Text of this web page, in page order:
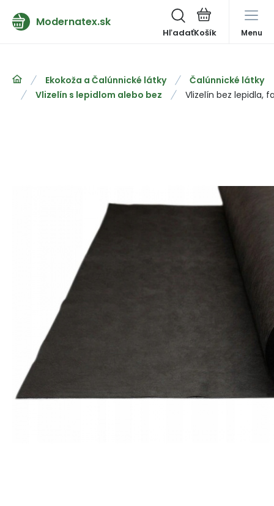
Modernatex.sk
Hľadať Menu
Ekokoža a Čalúnnické látky
Čalúnnické látky
Vlizelín s lepidlom alebo bez
Vlizelín bez lepidla,